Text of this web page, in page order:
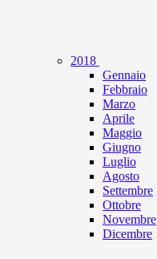
2018
Gennaio
Febbraio
Marzo
Aprile
Maggio
Giugno
Luglio
Agosto
Settembre
Ottobre
Novembre
Dicembre